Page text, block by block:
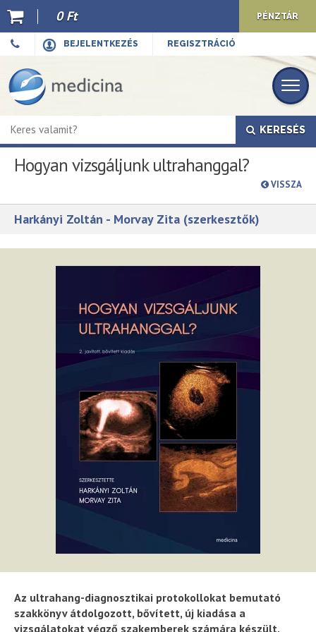
BEJELENTKEZÉS REGISZTRÁCIÓ
0 Ft PÉNZTÁR
KERESÉS
Hogyan vizsgáljunk ultrahanggal?
Harkányi Zoltán - Morvay Zita (szerkesztők)
VISSZA
Az ultrahang-diagnosztikai protokollokat bemutató
szakkönyv átdolgozott, bővített, új kiadása a
vizsgálatokat végző szakemberek számára készült.
Ajánló
Kiadványaink
E-book
Újdonságok
Akciók
Hírek